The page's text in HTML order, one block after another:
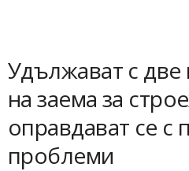
Удължават с две
на заема за
оправдават се с
проблеми